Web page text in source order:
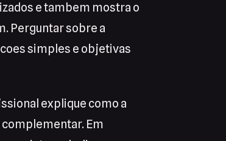
e tambem mostra o
Perguntar sobre a
simples e objetivas
explique como a
Em